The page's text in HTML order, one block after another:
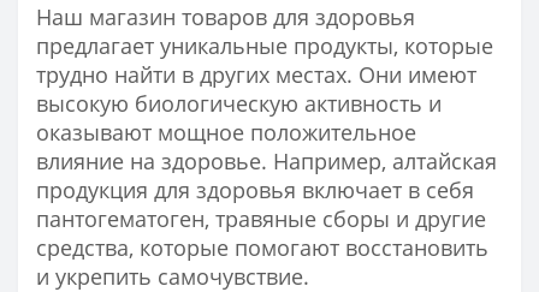
Наш магазин товаров для здоровья
предлагает уникальные продукты, которые
трудно найти в других местах. Они имеют
высокую биологическую активность и
оказывают мощное положительное
влияние на здоровье. Например, алтайская
продукция для здоровья включает в себя
пантогематоген, травяные сборы и другие
средства, которые помогают восстановить
и укрепить самочувствие.